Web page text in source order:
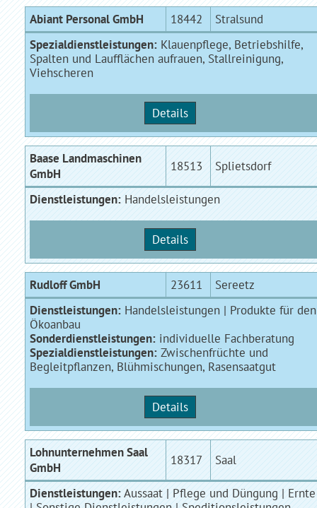
Abiant Personal GmbH 18442
Stralsund
Spezialdienstleistungen: Klauenpflege, Betriebshilfe,
Spalten und Laufflächen aufrauen, Stallreinigung,
Viehscheren
Details
Baase Landmaschinen
GmbH
18513 Splietsdorf
Dienstleistungen: Handelsleistungen
Details
Rudloff GmbH 23611
Sereetz
Dienstleistungen: Handelsleistungen | Produkte für den
Ökoanbau
Sonderdienstleistungen: individuelle Fachberatung
Spezialdienstleistungen: Zwischenfrüchte und
Begleitpflanzen, Blühmischungen, Rasensaatgut
Details
Lohnunternehmen Saal
GmbH
18317 Saal
Dienstleistungen:Aussaat | Pflege und Düngung | Ernte